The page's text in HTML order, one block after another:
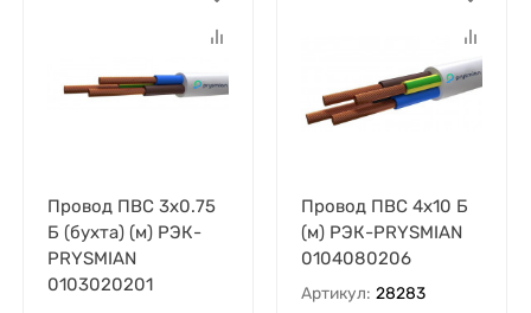
Провод ПВС 3х0.75
Б (бухта) (м) РЭК-
PRYSMIAN
0103020201
Провод ПВС 4х10 Б
(м) РЭК-PRYSMIAN
0104080206
Артикул: 28283